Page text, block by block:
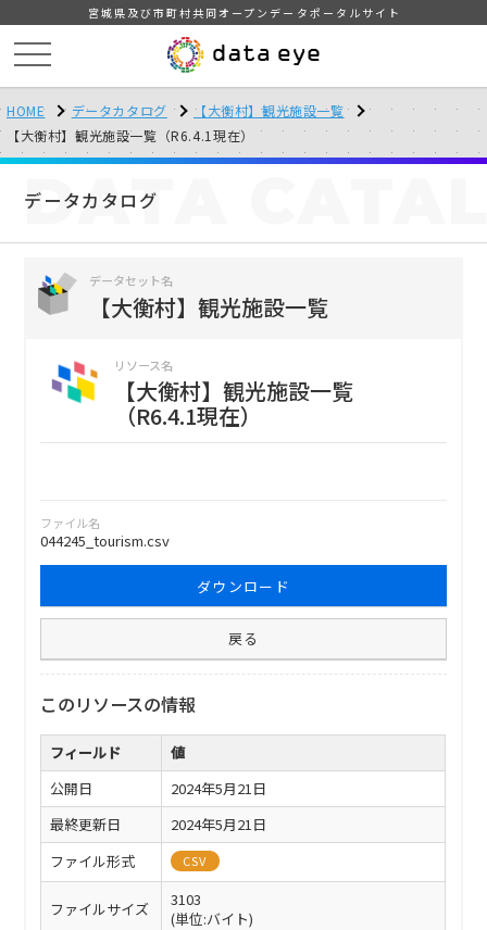
宮城県及び市町村共同オープンデータポータルサイト
HOME データカタログ
【大衡村】観光施設一覧
【大衡村】観光施設一覧（R6.4.1現在）
データカタログ
DATA
データセット名
【大衡村】観光施設一覧
リソース名
【大衡村】観光施設一覧
（R6.4.1現在）
ファイル名
044245_tourism.csv
ダウンロード
戻る
このリソースの情報
フィールド
値
公開日
2024年5月21日
最終更新日
2024年5月21日
ファイル形式
CSV
ファイルサイズ
3103
(単位:バイト)